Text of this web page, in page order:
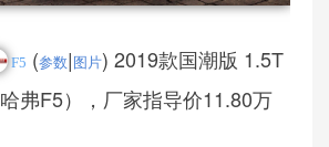
F5 (参数| 图片) 2019款国潮版 1.5T
弗F5），厂家指导价11.80万